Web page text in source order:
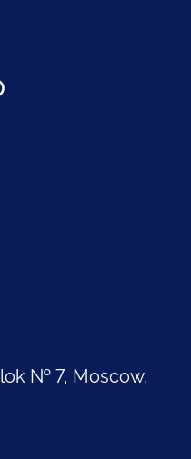
№ 7, Moscow,